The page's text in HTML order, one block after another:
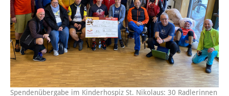
Spendenübergabe im Kinderhospiz St. Nikolaus: 30 Radlerinnen